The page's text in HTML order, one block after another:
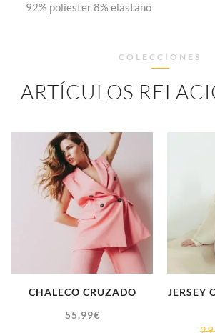
92% poliester 8% elastano
COLECCIONES
ARTÍCULOS
CHALECO CRUZADO
55,99€
JERSEY